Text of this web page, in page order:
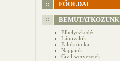
FŐOLDAL
BEMUTATKOZUNK
Elhelyezkedés
Látnivalók
Falukrónika
Napjaink
Civil szervezetek